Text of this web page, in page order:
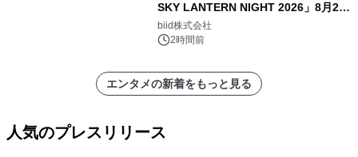
SKY LANTERN NIGHT 2026」8月22
日(土)振替開催＆受付スタート！
biid株式会社
2時間前
エンタメの新着をもっと見る
人気のプレスリリース